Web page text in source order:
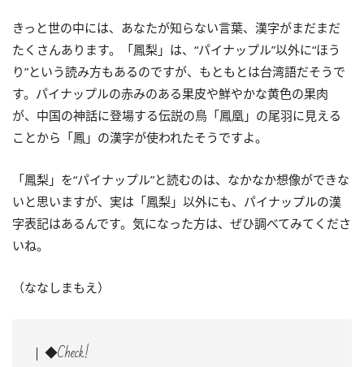
きっと世の中には、あなたが知らない言葉、漢字がまだまだ
たくさんあります。「鳳梨」は、“パイナップル”以外に“ほう
り”という読み方もあるのですが、もともとは台湾語だそうで
す。パイナップルの赤みのある果皮や鮮やかな黄色の果肉
が、中国の神話に登場する伝説の鳥「鳳凰」の尾羽に見える
ことから「鳳」の漢字が使われたそうですよ。
「鳳梨」を“パイナップル”と読むのは、なかなか想像ができな
いと思いますが、実は「鳳梨」以外にも、パイナップルの漢
字表記はあるんです。気になった方は、ぜひ調べてみてくださ
いね。
（ななしまもえ）
◆Check!